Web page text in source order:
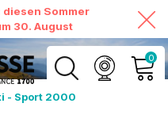
Sommer
30. August
0
MEIN KONTO
- Sport 2000